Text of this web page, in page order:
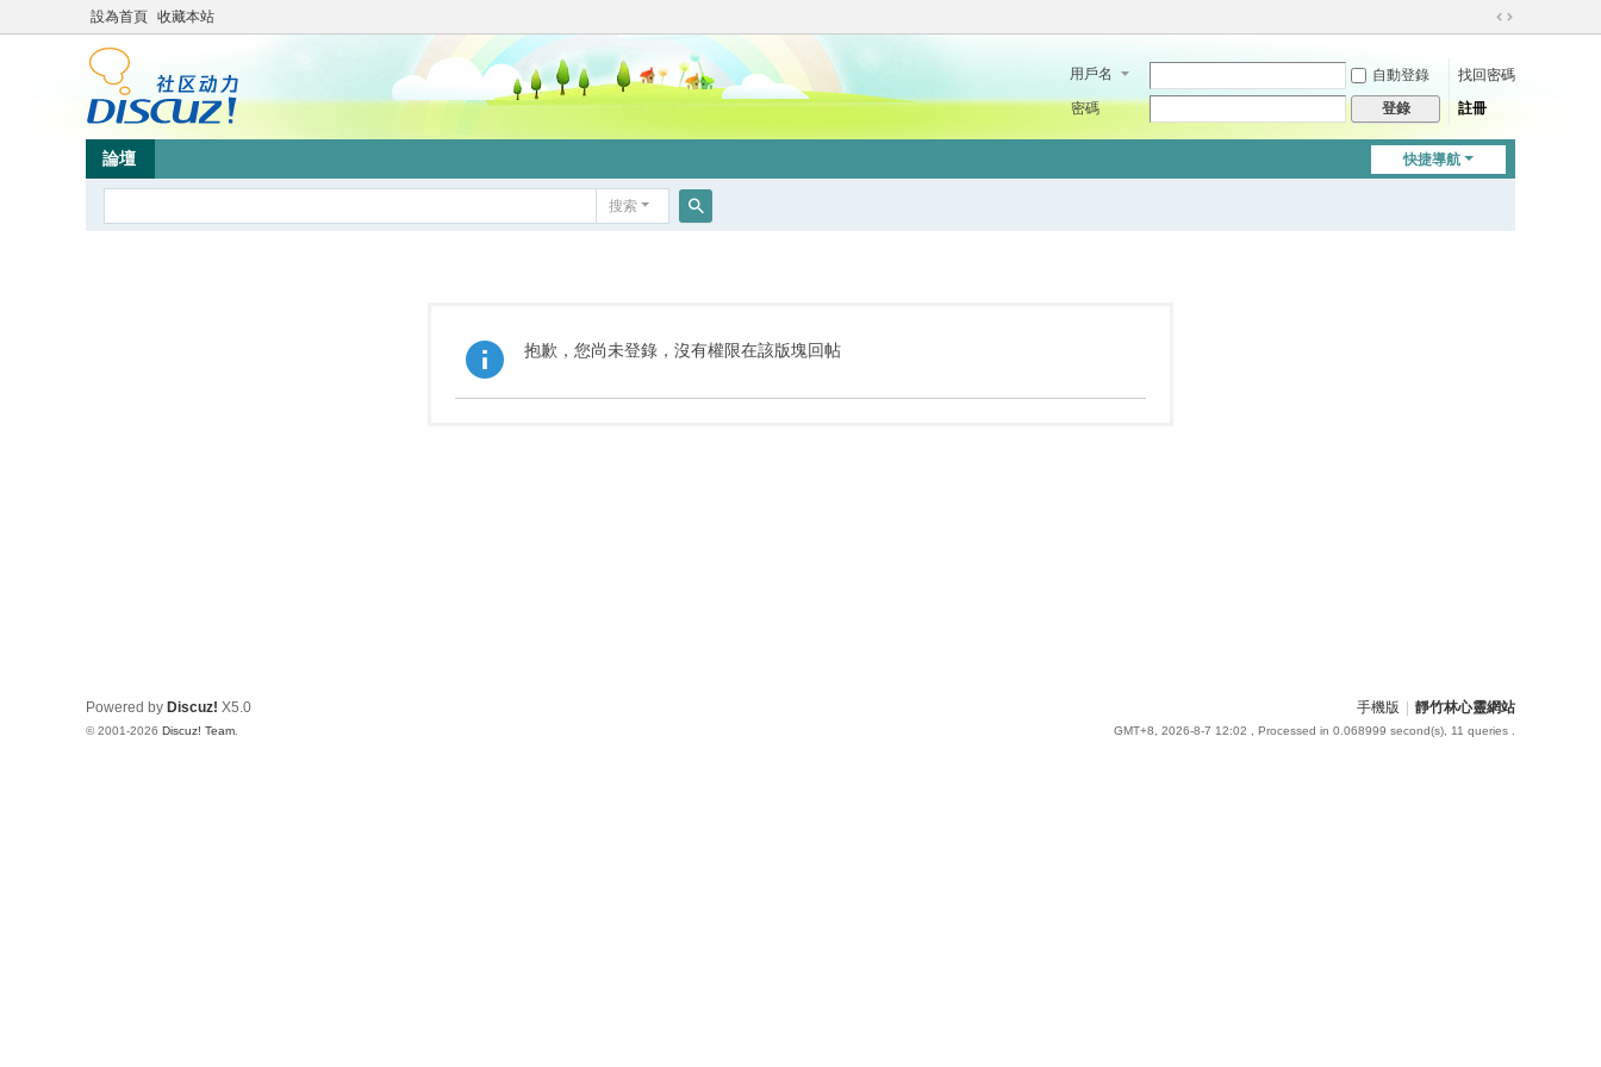
設為首頁 收藏本站
切
到
用戶名 自動登錄
找回密碼
密碼
登錄 註冊
快捷導航
論壇
搜索
抱歉，您尚未登錄，沒有權限在該版塊回帖
手機版 靜竹林心靈網站
GMT+8, 2026-8-7 12:02 , Processed in 0.068999 second(s), 11 queries .
Powered by Discuz! X5.0
© 2001-2026 Discuz! Team